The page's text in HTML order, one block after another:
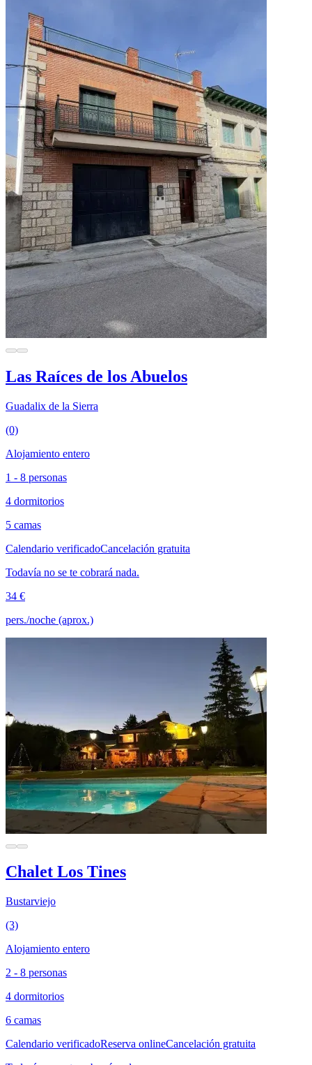
Las Raíces de los Abuelos
Guadalix de la Sierra
(0)
Alojamiento entero
1 - 8 personas
4 dormitorios
5 camas
Calendario verificadoCancelación gratuita
Todavía no se te cobrará nada.
34 €
pers./noche (aprox.)
Chalet Los Tines
Bustarviejo
(3)
Alojamiento entero
2 - 8 personas
4 dormitorios
6 camas
Calendario verificadoReserva onlineCancelación gratuita